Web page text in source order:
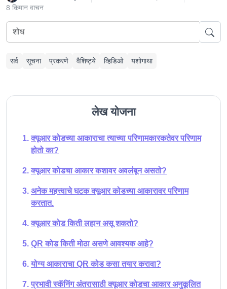
8 किमान वाचन
सर्व सूचना प्रकरणे वैशिष्ट्ये व्हिडिओ यशोगाथा
लेख योजना
क्यूआर कोडच्या आकाराचा त्याच्या परिणामकारकतेवर परिणाम
होतो का?
क्यूआर कोडचा आकार कशावर अवलंबून असतो?
अनेक महत्त्वाचे घटक क्यूआर कोडच्या आकारावर परिणाम
करतात.
क्यूआर कोड किती लहान असू शकतो?
QR कोड किती मोठा असणे आवश्यक आहे?
योग्य आकाराचा QR कोड कसा तयार करावा?
प्रभावी स्कॅनिंग अंतरासाठी क्यूआर कोडचा आकार अनुकूलित